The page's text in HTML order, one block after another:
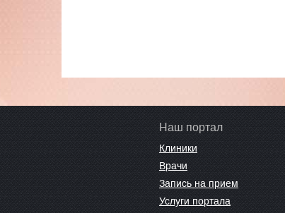
Наш портал
Клиники
Врачи
Запись на прием
Услуги портала